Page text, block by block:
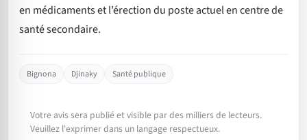
en médicaments et l’érection du poste actuel en centre de
santé secondaire.
Bignona Djinaky Santé publique
Votre avis sera publié et visible par des milliers de lecteurs.
Veuillez l'exprimer dans un langage respectueux.